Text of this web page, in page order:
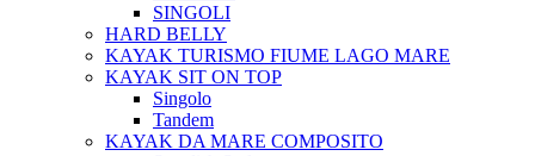
SINGOLI
HARD BELLY
KAYAK TURISMO FIUME LAGO MARE
KAYAK SIT ON TOP
Singolo
Tandem
KAYAK DA MARE COMPOSITO